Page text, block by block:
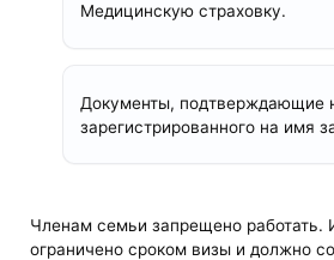
Медицинскую страховку.
Документы, подтверждающие
зарегистрированного на имя
Членам семьи запрещено работать.
ограничено сроком визы и должно